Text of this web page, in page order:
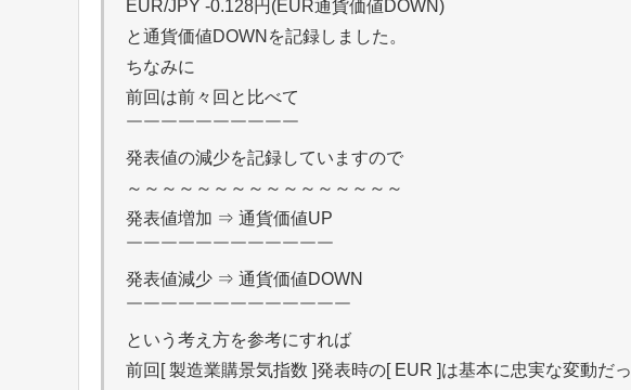
EUR/JPY -0.128円(EUR通貨価値DOWN)
と通貨価値DOWNを記録しました。
ちなみに
前回は前々回と比べて
￣￣￣￣￣￣￣￣￣￣
発表値の減少を記録していますので
～～～～～～～～～～～～～～～～
発表値増加 ⇒ 通貨価値UP
￣￣￣￣￣￣￣￣￣￣￣￣
発表値減少 ⇒ 通貨価値DOWN
￣￣￣￣￣￣￣￣￣￣￣￣￣
という考え方を参考にすれば
前回[ 製造業購景気指数 ]発表時の[ EUR ]は基本に忠実な変動だっ